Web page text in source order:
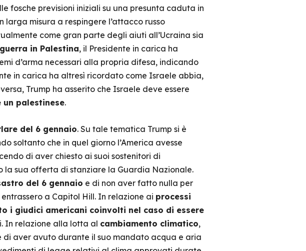
fosche previsioni iniziali su una presunta caduta in
larga misura a respingere l’attacco russo
come gran parte degli aiuti all’Ucraina sia
guerra in Palestina, il Presidente in carica ha
d’arma necessari alla propria difesa, indicando
in carica ha altresì ricordato come Israele abbia,
Trump ha asserito che Israele deve essere
un palestinese.
del 6 gennaio. Su tale tematica Trump si è
soltanto che in quel giorno l’America avesse
di aver chiesto ai suoi sostenitori di
sua offerta di stanziare la Guardia Nazionale.
del 6 gennaio e di non aver fatto nulla per
a Capitol Hill. In relazione ai processi
i giudici americani coinvolti nel caso di essere
In relazione alla lotta al cambiamento climatico,
aver avuto durante il suo mandato acqua e aria